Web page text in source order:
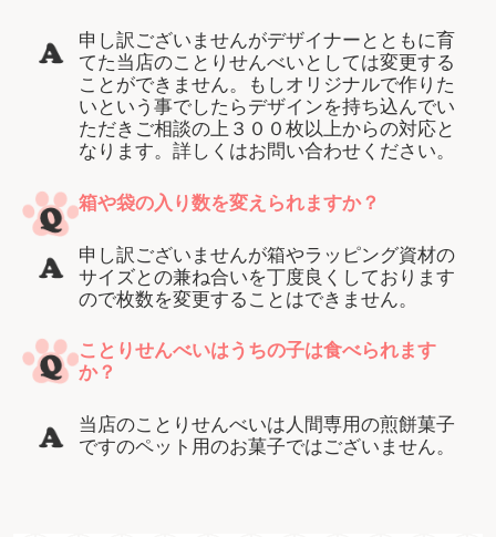
申し訳ございませんがデザイナーとともに育
てた当店のことりせんべいとしては変更する
ことができません。もしオリジナルで作りた
いという事でしたらデザインを持ち込んでい
ただきご相談の上３００枚以上からの対応と
なります。詳しくはお問い合わせください。
箱や袋の入り数を変えられますか？
申し訳ございませんが箱やラッピング資材の
サイズとの兼ね合いを丁度良くしております
ので枚数を変更することはできません。
ことりせんべいはうちの子は食べられます
か？
当店のことりせんべいは人間専用の煎餅菓子
ですのペット用のお菓子ではございません。